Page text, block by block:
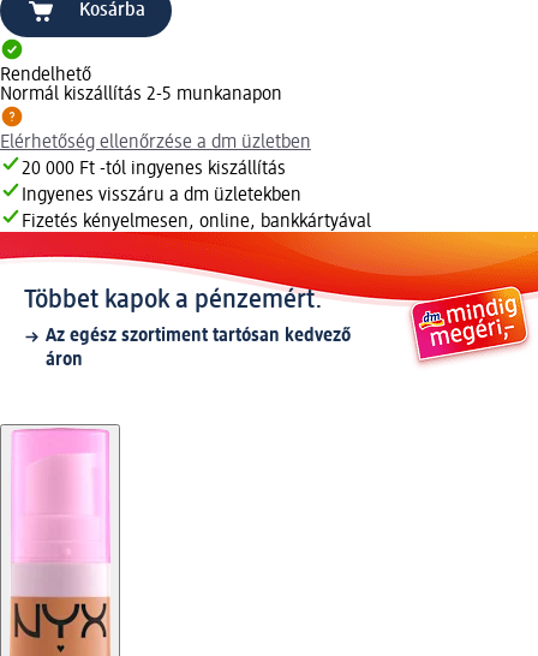
Kosárba
Rendelhető
Normál kiszállítás 2-5 munkanapon
Elérhetőség ellenőrzése a dm üzletben
20 000 Ft -tól ingyenes kiszállítás
Ingyenes visszáru a dm üzletekben
Fizetés kényelmesen, online, bankkártyával
Többet kapok a pénzemért.
Az egész szortiment tartósan kedvező
áron